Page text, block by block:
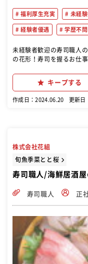
福利厚生充実 未経
経験者優遇 学歴不問
未経験者歓迎の寿司職人のおすす
の花形！寿司を握るお仕
入社から1年後には一人前の寿
は…】 ・寿司を握る ・調
1～2か月） 最初は全体の
軍艦や巻物の調理、ネタ、薬
～） 実際に回転レーンの
んで指導していきます。 （1年後） 店舗運営も調理技術も身につい
理責任者といったキャリ
寿司職人が独立開業して
をさばくのが8割！魚の
「のどぐろ」「がす海老
店。季節や年によっても
を覚えて、何年もかけて
る楽しみがあります！ま
キープする
作成日：2024.06.20 更新日
株式会社花組
旬魚季菜とと桜
寿司職人/海鮮居酒
寿司職人 正